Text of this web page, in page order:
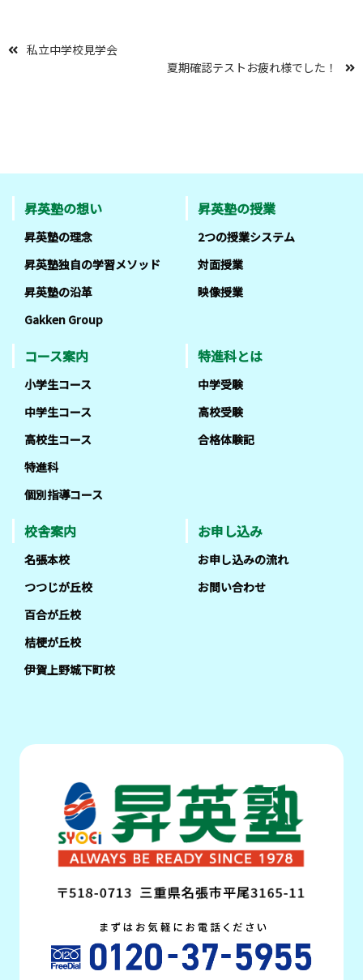
私立中学校見学会
夏期確認テストお疲れ様でした！
昇英塾の想い
昇英塾の理念
昇英塾独自の学習メソッド
昇英塾の沿革
Gakken Group
昇英塾の授業
2つの授業システム
対面授業
映像授業
コース案内
小学生コース
中学生コース
高校生コース
特進科
個別指導コース
特進科とは
中学受験
高校受験
合格体験記
校舎案内
名張本校
つつじが丘校
百合が丘校
桔梗が丘校
伊賀上野城下町校
お申し込み
お申し込みの流れ
お問い合わせ